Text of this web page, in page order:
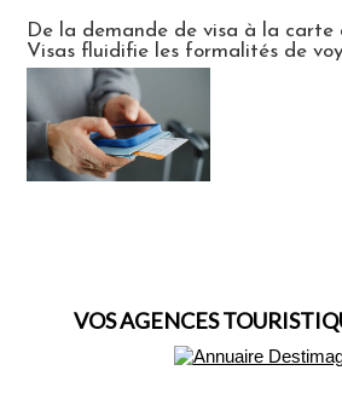
De la demande de visa à la carte
Visas fluidifie les formalités de
VOS AGENCES